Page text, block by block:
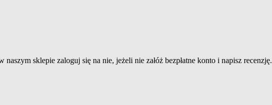
sklepie zaloguj się na nie, jeżeli nie załóż bezpłatne konto i napisz recenzję.